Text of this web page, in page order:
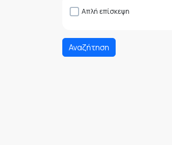
Απλή επίσκεψη
Αναζήτηση